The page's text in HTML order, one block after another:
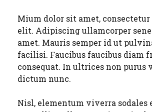
Mium dolor sit amet,
elit. Adipiscing ullamcorper
amet. Mauris semper id ut
facilisi. Faucibus faucibus diam
consequat. In ultrices non purus
dictum nunc.
Nisl, elementum viverra sodales